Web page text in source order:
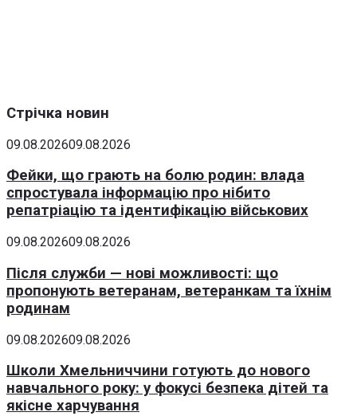
Стрічка новин
09.08.202609.08.2026
Фейки, що грають на болю родин: влада
спростувала інформацію про нібито
репатріацію та ідентифікацію військових
09.08.202609.08.2026
Після служби — нові можливості: що
пропонують ветеранам, ветеранкам та їхнім
родинам
09.08.202609.08.2026
Школи Хмельниччини готують до нового
навчального року: у фокусі безпека дітей та
якісне харчування